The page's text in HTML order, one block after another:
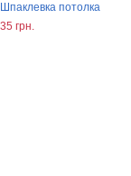
Шпаклевка потолка
35 грн.